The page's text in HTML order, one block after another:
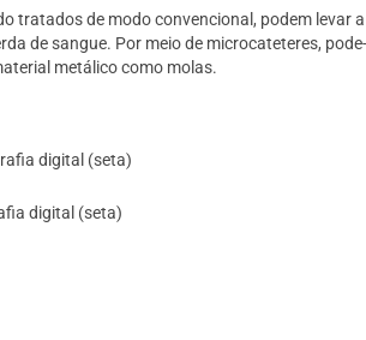
tratados de modo convencional, podem
de sangue. Por meio de microcateteres,
metálico como molas.
digital (seta)